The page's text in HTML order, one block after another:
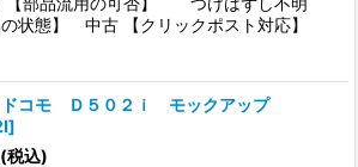
の状態】 中古 【クリックポスト対応】
ドコモ Ｄ５０２ｉ モックアップ
]
(税込)